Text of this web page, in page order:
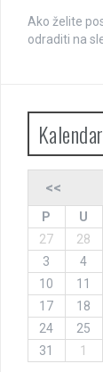
Ako želite
odraditi na
<<
P U
27
28
3
4
10
11
17
18
24
25
31
1